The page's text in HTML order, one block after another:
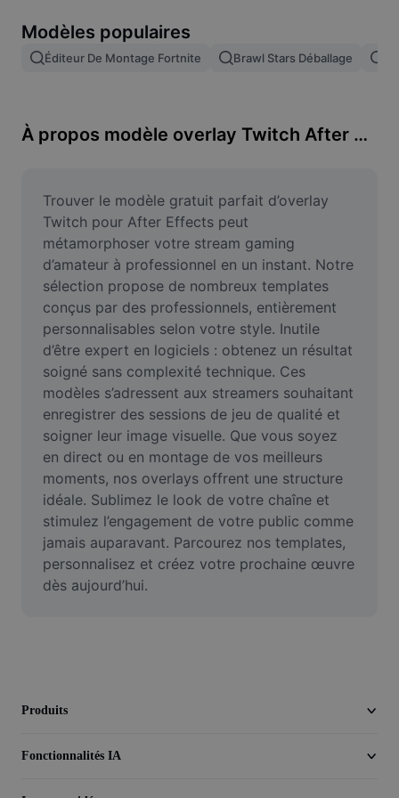
Fusion d'images
Redimensionner une image
Générateur de mèmes
AI Text Remover
AI People Remover
AI Inpainting
Face Cutout
Vidéo
Suppression de l'arrière-plan de vidéos
Amélioration de la qualité
Éditeur de vidéos
Couper une vidéo
Ajouter des sous-titres à une vidéo
Modèles populaires
Éditeur De Montage Fortnite Brawl Stars Déballage
À propos modèle overlay Twitch After Effects gratuit
Trouver le modèle gratuit parfait d’overlay
Twitch pour After Effects peut
métamorphoser votre stream gaming
d’amateur à professionnel en un instant. Notre
sélection propose de nombreux templates
conçus par des professionnels, entièrement
personnalisables selon votre style. Inutile
d’être expert en logiciels : obtenez un résultat
soigné sans complexité technique. Ces
modèles s’adressent aux streamers souhaitant
enregistrer des sessions de jeu de qualité et
soigner leur image visuelle. Que vous soyez
en direct ou en montage de vos meilleurs
moments, nos overlays offrent une structure
idéale. Sublimez le look de votre chaîne et
stimulez l’engagement de votre public comme
jamais auparavant. Parcourez nos templates,
personnalisez et créez votre prochaine œuvre
dès aujourd’hui.
Produits
Fonctionnalités IA